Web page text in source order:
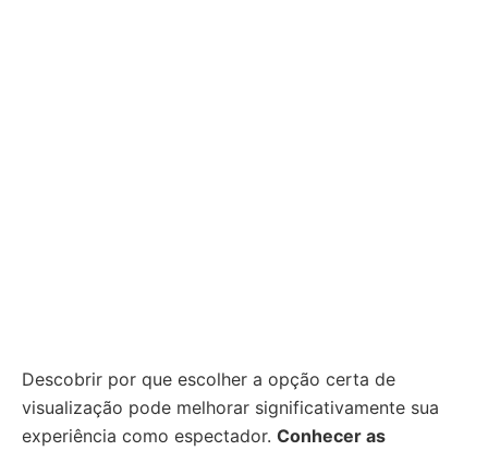
Descobrir por que escolher a opção certa de
visualização pode melhorar significativamente sua
experiência como espectador. Conhecer as